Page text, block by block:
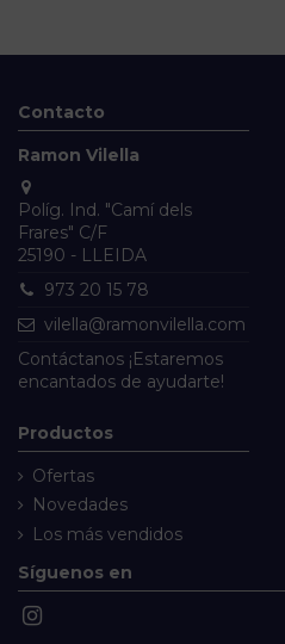
Contacto
Ramon Vilella
Políg. Ind. "Camí dels
Frares" C/F
25190 - LLEIDA
973 20 15 78
vilella@ramonvilella.com
Contáctanos ¡Estaremos
encantados de ayudarte!
Productos
Ofertas
Novedades
Los más vendidos
Síguenos en